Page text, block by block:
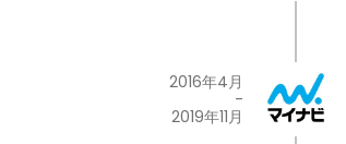
2016年4月
-
2019年11月